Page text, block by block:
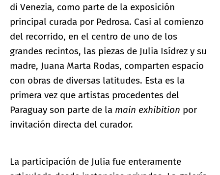
di Venezia, como parte de la exposición
principal curada por Pedrosa. Casi al comienzo
del recorrido, en el centro de uno de los
grandes recintos, las piezas de Julia Isídrez y su
madre, Juana Marta Rodas, comparten espacio
con obras de diversas latitudes. Esta es la
primera vez que artistas procedentes del
Paraguay son parte de la main exhibition por
invitación directa del curador.
La participación de Julia fue enteramente